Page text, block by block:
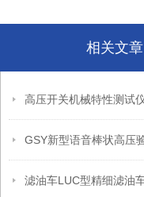
相关文章